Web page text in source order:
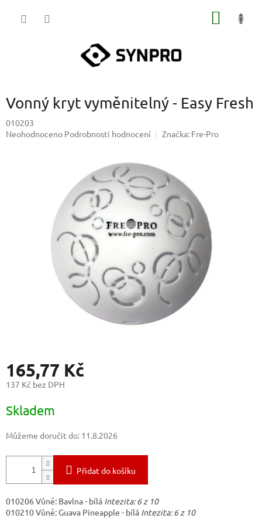
Vonný kryt vyměnitelný - Easy Fresh
010203
Průměrné
Neohodnoceno Podrobnosti hodnocení Značka: Fre-Pro
165,77 Kč
137 Kč bez DPH
cena:
Skladem
Můžeme doručit do: 11.8.2026
Přidat do košíku
010206 Vůně: Bavlna - bílá Intezita: 6 z 10
010210Vůně: Guava Pineapple - bílá Intezita: 6 z 10